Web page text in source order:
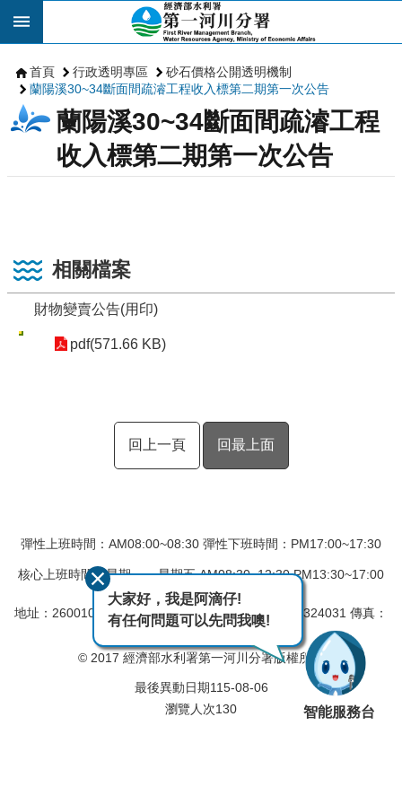
跳到主要內容區塊
首頁 行政透明專區
砂石價格公開透明機制
蘭陽溪30~34斷面間疏濬工程收入標第二期第一次公告
蘭陽溪30~34斷面間疏濬工程
收入標第二期第一次公告
相關檔案
財物變賣公告(用印)
pdf(571.66 KB)
回上一頁 回最上面
彈性上班時間：AM08:00~08:30 彈性下班時間：PM17:00~17:30
核心上班時間：星期一 ~ 星期五 AM08:30~12:30 PM13:30~17:00
地址：260010 宜蘭市民權新路6號
電話：(03)9324031 傳真：
(03)9331340
© 2017 經濟部水利署第一河川分署版權所有
最後異動日期115-08-06
瀏覽人次130
大家好，我是阿滴仔!
有任何問題可以先問我噢!
智能服務台